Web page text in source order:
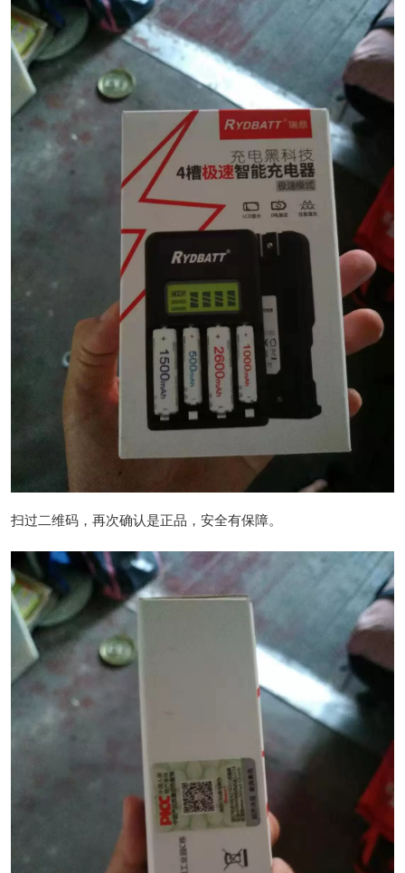
扫过二维码，再次确认是正品，安全有保障。